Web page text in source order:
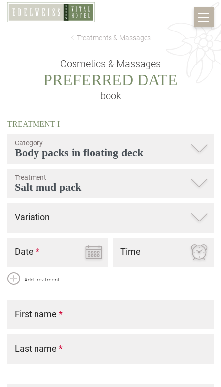
Treatments & Massages
Cosmetics & Massages
PREFERRED DATE
book
TREATMENT I
Category
Treatment
Variation
Date * Time
Add treatment
First name *
Last name *